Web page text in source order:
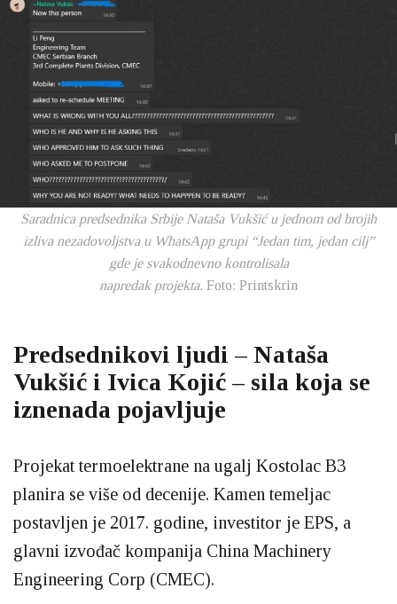
Saradnica predsednika Srbije Nataša Vukšić u jednom od brojih
izliva nezadovoljstva u WhatsApp grupi “Jedan tim, jedan cilj”
gde je svakodnevno kontrolisala
napredak projekta. Foto: Printskrin
Predsednikovi ljudi – Nataša
Vukšić i Ivica Kojić – sila koja se
iznenada pojavljuje
Projekat termoelektrane na ugalj Kostolac B3
planira se više od decenije. Kamen temeljac
postavljen je 2017. godine, investitor je EPS, a
glavni izvođač kompanija China Machinery
Engineering Corp (CMEC).